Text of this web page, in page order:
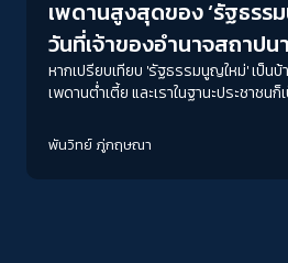
เพดานสูงสุดของ ‘รัฐธรร
วันที่เจ้าของอำนาจสถาปน
อาศัย’
หากเปรียบเทียบ 'รัฐธรรมนูญใหม่' เป็น
เพดานต่ำเตี้ย และเราในฐานะประชาชน
ทอหน้าตาของ สสร. ที่ยึดโยงกับประชาชน
พันวิทย์ ภู่กฤษณา
ขนาดตัวอักษร
A- A
ระยะห่างข้อความ